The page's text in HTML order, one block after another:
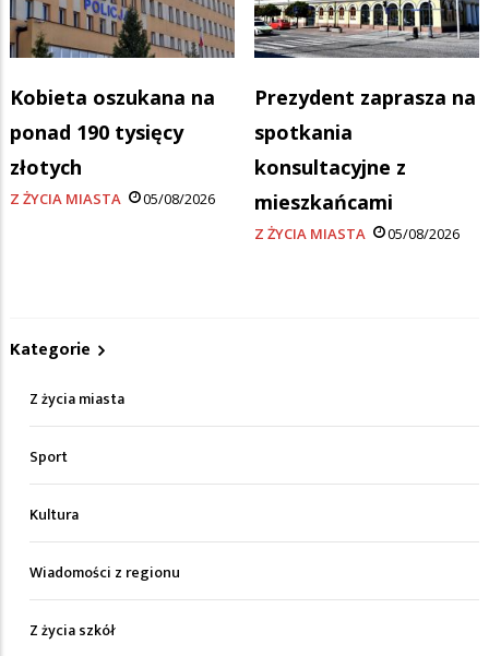
Kobieta oszukana na
ponad 190 tysięcy
złotych
Z ŻYCIA MIASTA 05/08/2026
Prezydent zaprasza na
spotkania
konsultacyjne z
mieszkańcami
Z ŻYCIA MIASTA 05/08/2026
Kategorie
Z życia miasta
Sport
Kultura
Wiadomości z regionu
Z życia szkół